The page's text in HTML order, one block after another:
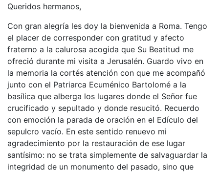
Queridos hermanos,
Con gran alegría les doy la bienvenida a Roma. Tengo
el placer de corresponder con gratitud y afecto
fraterno a la calurosa acogida que Su Beatitud me
ofreció durante mi visita a Jerusalén. Guardo vivo en
la memoria la cortés atención con que me acompañó
junto con el Patriarca Ecuménico Bartolomé a la
basílica que alberga los lugares donde el Señor fue
crucificado y sepultado y donde resucitó. Recuerdo
con emoción la parada de oración en el Edículo del
sepulcro vacío. En este sentido renuevo mi
agradecimiento por la restauración de ese lugar
santísimo: no se trata simplemente de salvaguardar la
integridad de un monumento del pasado, sino que